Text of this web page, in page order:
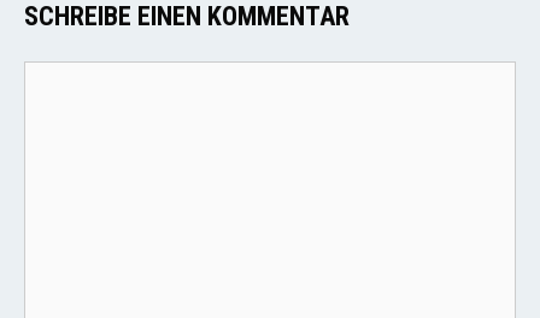
SCHREIBE EINEN KOMMENTAR